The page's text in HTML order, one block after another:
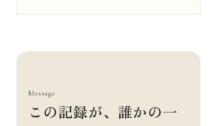
Message
この記録が、誰かの一